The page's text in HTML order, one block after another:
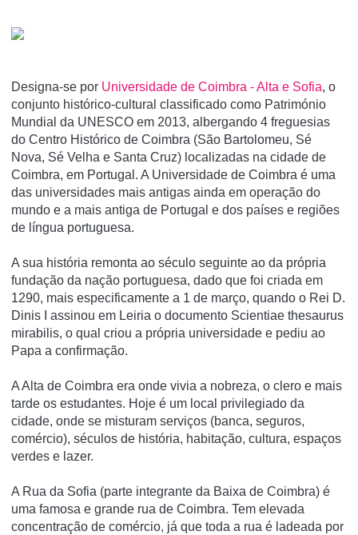
Designa-se por Universidade de Coimbra - Alta e Sofia, o
conjunto histórico-cultural classificado como Património
Mundial da UNESCO em 2013, albergando 4 freguesias
do Centro Histórico de Coimbra (São Bartolomeu, Sé
Nova, Sé Velha e Santa Cruz) localizadas na cidade de
Coimbra, em Portugal. A Universidade de Coimbra é uma
das universidades mais antigas ainda em operação do
mundo e a mais antiga de Portugal e dos paí­ses e regiões
de lí­ngua portuguesa.
A sua história remonta ao século seguinte ao da própria
fundação da nação portuguesa, dado que foi criada em
1290, mais especificamente a 1 de março, quando o Rei D.
Dinis I assinou em Leiria o documento Scientiae thesaurus
mirabilis, o qual criou a própria universidade e pediu ao
Papa a confirmação.
A Alta de Coimbra era onde vivia a nobreza, o clero e mais
tarde os estudantes. Hoje é um local privilegiado da
cidade, onde se misturam serviços (banca, seguros,
comércio), séculos de história, habitação, cultura, espaços
verdes e lazer.
A Rua da Sofia (parte integrante da Baixa de Coimbra) é
uma famosa e grande rua de Coimbra. Tem elevada
concentração de comércio, já que toda a rua é ladeada por